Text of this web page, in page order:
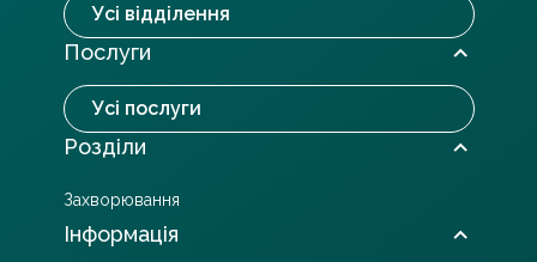
Усі відділення
Послуги
Усі послуги
Розділи
Захворювання
Інформація